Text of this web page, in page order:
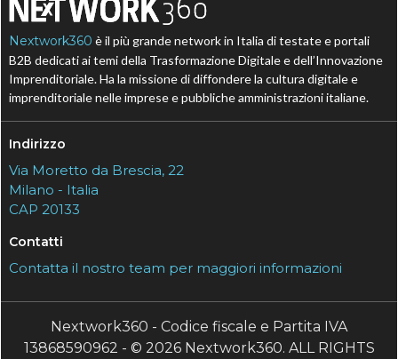
Nextwork360 è il più grande network in Italia di testate e portali
B2B dedicati ai temi della Trasformazione Digitale e dell’Innovazione
Imprenditoriale. Ha la missione di diffondere la cultura digitale e
imprenditoriale nelle imprese e pubbliche amministrazioni italiane.
Indirizzo
Via Moretto da Brescia, 22
Milano - Italia
CAP 20133
Contatti
Contatta il nostro team per maggiori informazioni
Nextwork360 - Codice fiscale e Partita IVA
13868590962 - © 2026 Nextwork360. ALL RIGHTS